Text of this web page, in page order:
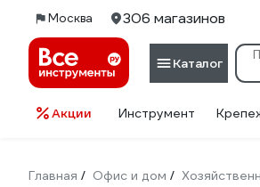
Москва 306 магазинов
Каталог
Акции Инструмент
Главная / Офис и дом /